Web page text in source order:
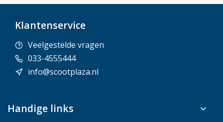
Klantenservice
Veelgestelde vragen
033-4555444
info@scootplaza.nl
Handige links